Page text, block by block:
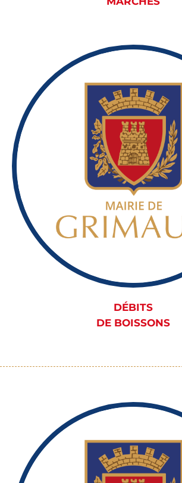
DÉBITS
DE BOISSONS